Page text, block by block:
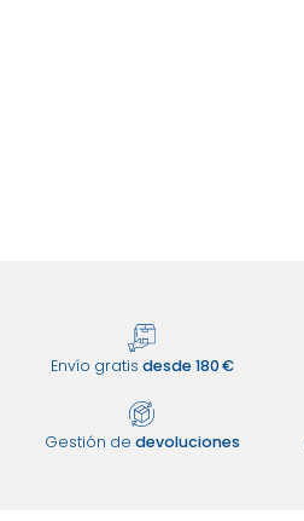
Envío gratis desde 180 €
Gestión de devoluciones